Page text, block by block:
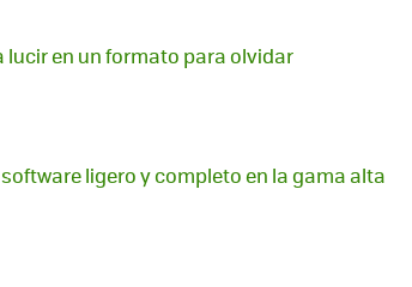
lucir en un formato para olvidar
ligero y completo en la gama alta